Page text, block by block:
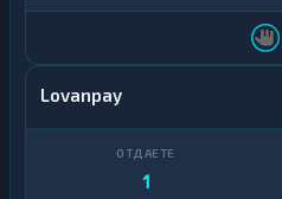
Lovanpay
1